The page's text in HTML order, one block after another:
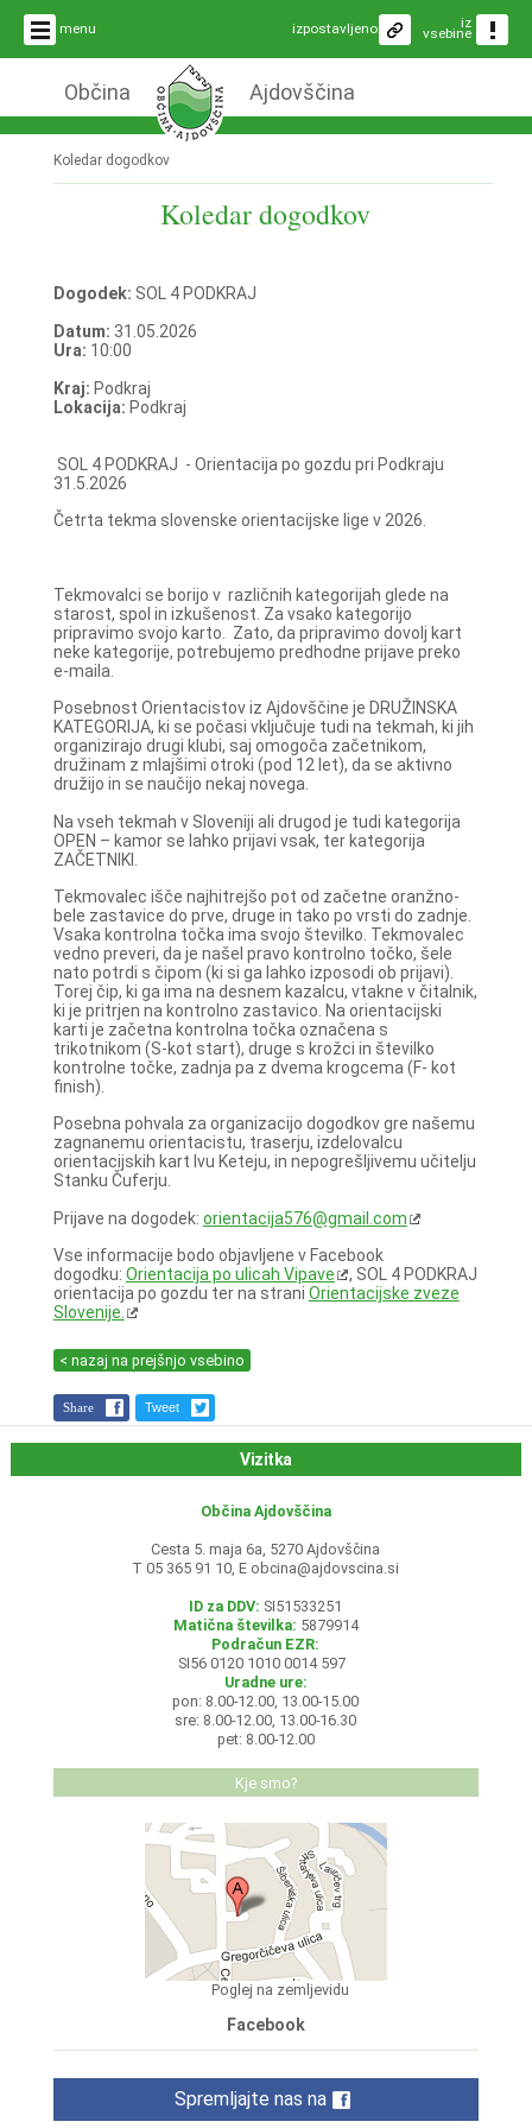
menu iz
vsebine
izpostavljeno
Občina Ajdovščina
Koledar dogodkov
Koledar dogodkov
Dogodek: SOL 4 PODKRAJ
Datum: 31.05.2026
Ura: 10:00
Kraj: Podkraj
Lokacija: Podkraj
SOL 4 PODKRAJ - Orientacija po gozdu pri Podkraju
31.5.2026
Četrta tekma slovenske orientacijske lige v 2026.
Tekmovalci se borijo v različnih kategorijah glede na
starost, spol in izkušenost. Za vsako kategorijo
pripravimo svojo karto. Zato, da pripravimo dovolj kart
neke kategorije, potrebujemo predhodne prijave preko
e-maila.
Posebnost Orientacistov iz Ajdovščine je DRUŽINSKA
KATEGORIJA, ki se počasi vključuje tudi na tekmah, ki jih
organizirajo drugi klubi, saj omogoča začetnikom,
družinam z mlajšimi otroki (pod 12 let), da se aktivno
družijo in se naučijo nekaj novega.
Na vseh tekmah v Sloveniji ali drugod je tudi kategorija
OPEN – kamor se lahko prijavi vsak, ter kategorija
ZAČETNIKI.
Tekmovalec išče najhitrejšo pot od začetne oranžno-
bele zastavice do prve, druge in tako po vrsti do zadnje.
Vsaka kontrolna točka ima svojo številko. Tekmovalec
vedno preveri, da je našel pravo kontrolno točko, šele
nato potrdi s čipom (ki si ga lahko izposodi ob prijavi).
Torej čip, ki ga ima na desnem kazalcu, vtakne v čitalnik,
ki je pritrjen na kontrolno zastavico. Na orientacijski
karti je začetna kontrolna točka označena s
trikotnikom (S-kot start), druge s krožci in številko
kontrolne točke, zadnja pa z dvema krogcema (F- kot
finish).
Posebna pohvala za organizacijo dogodkov gre našemu
zagnanemu orientacistu, traserju, izdelovalcu
orientacijskih kart Ivu Keteju, in nepogrešljivemu učitelju
Stanku Čuferju.
Prijave na dogodek: orientacija576@gmail.com
Vse informacije bodo objavljene v Facebook
dogodku: Orientacija po ulicah Vipave
, SOL 4 PODKRAJ
orientacija po gozdu ter na strani Orientacijske zveze
Slovenije.
< nazaj na prejšnjo vsebino
Share Tweet
Vizitka
Občina Ajdovščina
Cesta 5. maja 6a, 5270 Ajdovščina
T 05 365 91 10, E obcina@ajdovscina.si
ID za DDV: SI51533251
Matična številka: 5879914
Podračun EZR:
SI56 0120 1010 0014 597
Uradne ure:
pon: 8.00-12.00, 13.00-15.00
sre: 8.00-12.00, 13.00-16.30
pet: 8.00-12.00
Kje smo?
Poglej na zemljevidu
Facebook
Spremljajte nas na